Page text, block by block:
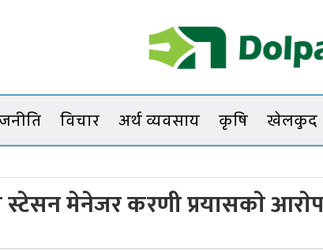
Dolpanews
विचार अर्थ व्यवसाय कृषि खेलकुद
मेनेजर करणी प्रयासकाे